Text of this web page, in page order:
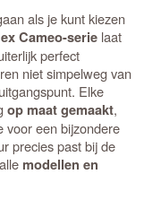
als je kunt kiezen
Cameo-serie laat
perfect
niet simpelweg van
Elke
op maat gemaakt,
voor een bijzondere
precies past bij de
modellen en